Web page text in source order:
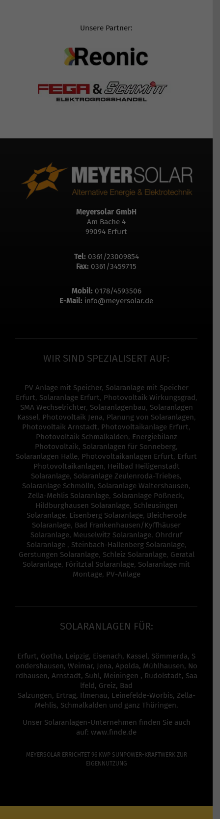
Unsere Partner:
Meyersolar GmbH
Am Bache 4
99094 Erfurt
Tel: 0361/23009854
Fax: 0361/3459715
Mobil: 0178/4593506
E-Mail: info@meyersolar.de
WIR SIND SPEZIALISERT AUF:
PV Anlage mit Speicher, Solaranlage mit Speicher
Erfurt, Solaranlage Erfurt, Photovoltaik Wirkungsgrad,
SMA Wechselrichter, Solaranlagenbau, Solaranlagen
Kassel, Photovoltaik Jena, Planung von Solaranlagen,
Photovoltaik Arnstadt, Photovoltaikanlage Erfurt,
Photovoltaik Schmalkalden, Energiebilanz
Photovoltaik, Solaranlagen für Sonneberg,
Solaranlagen Halle, Photovoltaikanlagen Erfurt, Erfurt
Photovoltaikanlagen, Heilbad Heiligenstadt
Solaranlage, Solaranlage Zeulenroda-Triebes,
Solaranlage Schmölln, Solaranlage Waltershausen,
Zella-Mehlis Solaranlage, Solaranlage Pößneck,
Hildburghausen Solaranlage, Schleusingen
Solaranlage, Eisenberg Solaranlage, Bleicherode
Solaranlage, Bad Frankenhausen/Kyffhäuser
Solaranlage, Meuselwitz Solaranlage, Ohrdruf
Solaranlage, Steinbach-Hallenberg Solaranlage,
Gerstungen Solaranlage, Schleiz Solaranlage, Geratal
Solaranlage, Föritztal Solaranlage, Solaranlage mit
Montage, PV-Anlage
SOLARANLAGEN FÜR:
Erfurt, Gotha, Leipzig, Eisenach, Kassel, Sömmerda, S
ondershausen, Weimar, Jena, Apolda, Mühlhausen, No
rdhausen, Arnstadt, Suhl, Meiningen , Rudolstadt, Saa
lfeld, Greiz, Bad
Salzungen, Ertrag, Ilmenau, Leinefelde-Worbis, Zella-
Mehlis, Schmalkalden und ganz Thüringen.
Unser Solaranlagen-Unternehmen finden Sie auch
auf: www.finde.de
MEYERSOLAR ERRICHTET 96 KWP SUNPOWER-KRAFTWERK ZUR
EIGENNUTZUNG